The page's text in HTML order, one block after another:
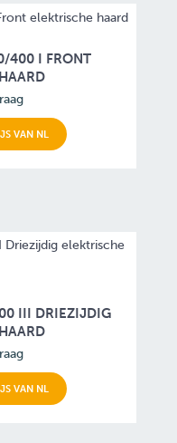
400 I FRONT
VAN NL
III DRIEZIJDIG
VAN NL